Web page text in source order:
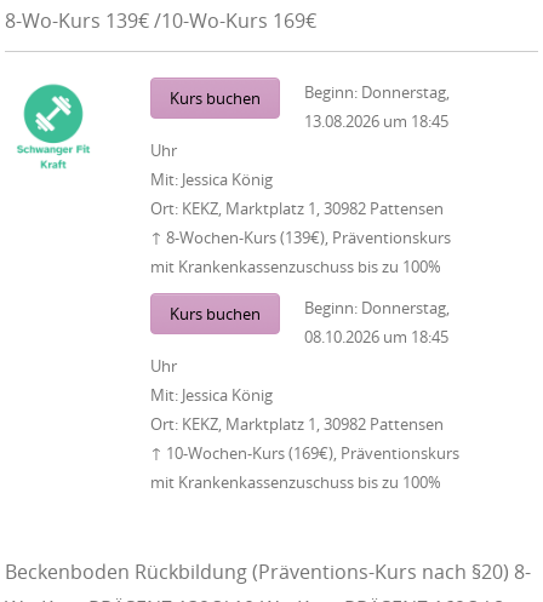
8-Wo-Kurs 139€ /10-Wo-Kurs 169€
Kurs buchen Beginn: Donnerstag,
13.08.2026 um 18:45
Uhr
Mit: Jessica König
Ort: KEKZ, Marktplatz 1, 30982 Pattensen
↑ 8-Wochen-Kurs (139€), Präventionskurs
mit Krankenkassenzuschuss bis zu 100%
Kurs buchen Beginn: Donnerstag,
08.10.2026 um 18:45
Uhr
Mit: Jessica König
Ort: KEKZ, Marktplatz 1, 30982 Pattensen
↑ 10-Wochen-Kurs (169€), Präventionskurs
mit Krankenkassenzuschuss bis zu 100%
Beckenboden Rückbildung (Präventions-Kurs nach §20) 8-